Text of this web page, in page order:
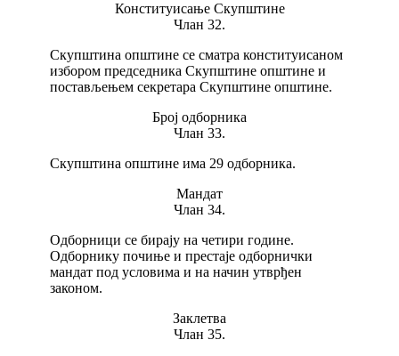
Конституисање Скупштине
Члан 32.
Скупштина општине се сматра конституисаном
избором председника Скупштине општине и
постављењем секретара Скупштине општине.
Број одборника
Члан 33.
Скупштина општине има 29 одборника.
Мандат
Члан 34.
Одборници се бирају на четири године.
Одборнику почиње и престаје одборнички
мандат под условима и на начин утврђен
законом.
Заклетва
Члан 35.